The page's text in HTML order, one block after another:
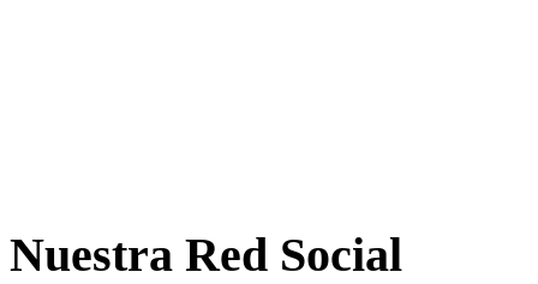
Nuestra Red Social